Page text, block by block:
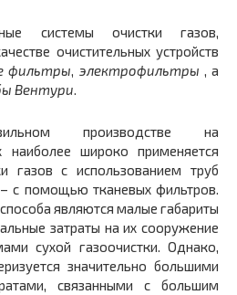
системы очистки газов,
очистительных устройств
фильтры, электрофильтры , а
Вентури.
производстве на
наиболее широко применяется
газов с использованием труб
с помощью тканевых фильтров.
являются малые габариты
затраты на их сооружение
сухой газоочистки. Однако,
значительно большими
связанными с большим